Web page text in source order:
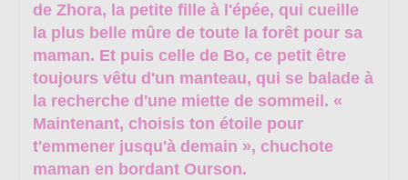
de Zhora, la petite fille à l'épée, qui cueille
la plus belle mûre de toute la forêt pour sa
maman. Et puis celle de Bo, ce petit être
toujours vêtu d'un manteau, qui se balade à
la recherche d'une miette de sommeil. «
Maintenant, choisis ton étoile pour
t'emmener jusqu'à demain », chuchote
maman en bordant Ourson.